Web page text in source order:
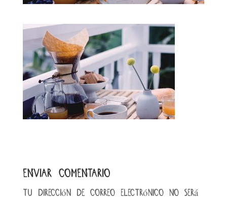
Enviar comentario
Tu dirección de correo electrónico no será